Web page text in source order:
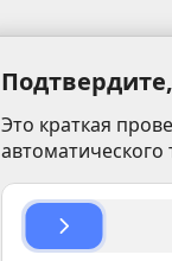
Это краткая
автоматического